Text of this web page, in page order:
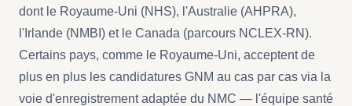
dont le Royaume-Uni (NHS), l'Australie (AHPRA),
l'Irlande (NMBI) et le Canada (parcours NCLEX-RN).
Certains pays, comme le Royaume-Uni, acceptent de
plus en plus les candidatures GNM au cas par cas via la
voie d'enregistrement adaptée du NMC — l'équipe santé